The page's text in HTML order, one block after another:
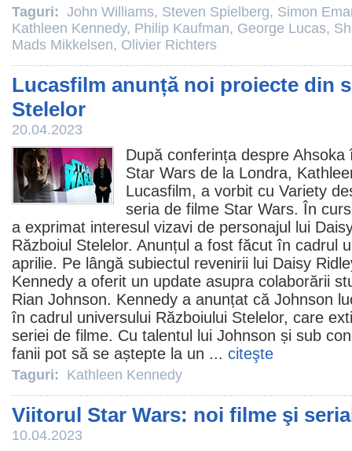
Taguri: John Williams, Steven Spielberg, Simon
Kathleen Kennedy, Philip Kaufman, George Lucas,
Mads Mikkelsen, Olivier Richters
Lucasfilm anunță noi proiecte din
Stelelor
20.04.2023
După conferința despre
Star Wars de la Londra,
Lucasfilm, a vorbit cu Variety
seria de filme Star Wars. În
a exprimat interesul vizavi de personajul lui
Războiul Stelelor. Anunțul a fost făcut în cadrul
aprilie. Pe lângă subiectul revenirii lui Daisy
Kennedy a oferit un update asupra colaborării
Rian Johnson. Kennedy a anunțat că Johnson
în cadrul universului Războiului Stelelor, care
seriei de filme. Cu talentul lui Johnson și sub
fanii pot să se aștepte la un ... citeşte
Taguri: Kathleen Kennedy
Viitorul Star Wars: noi filme şi
10.04.2023